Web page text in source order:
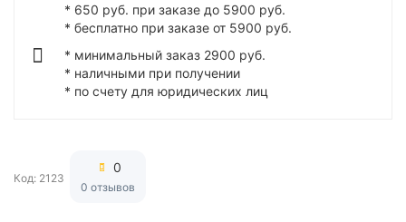
* 650 руб. при заказе до 5900 руб.
* бесплатно при заказе от 5900 руб.
* минимальный заказ 2900 руб.
* наличными при получении
* по счету для юридических лиц
Код: 2123
0
0 отзывов